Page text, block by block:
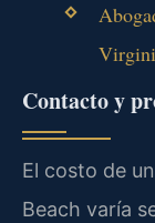
Contacto y
El costo de
Beach varía